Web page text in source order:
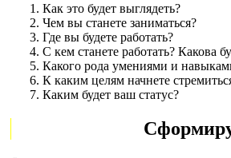
Как это будет выглядеть?
Чем вы станете заниматься?
Где вы будете работать?
С кем станете работать? Какова
Какого рода умениями и
К каким целям начнете
Каким будет ваш статус?